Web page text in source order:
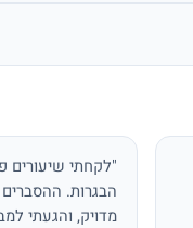
"לקחתי שיעורים
הבגרות. ההסברים
מדויק, והגעתי